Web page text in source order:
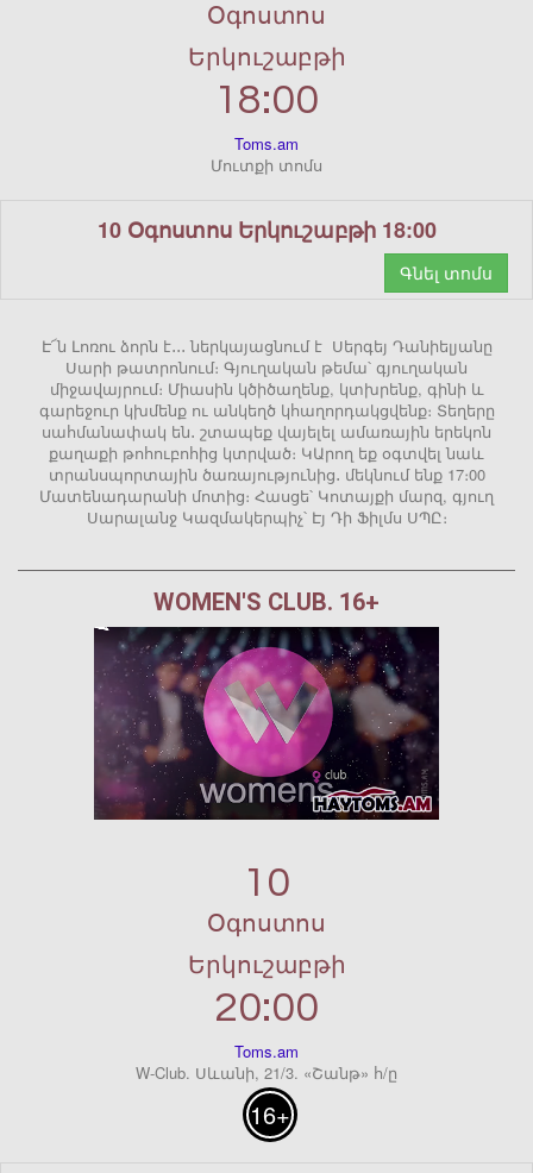
Օգոստոս
Երկուշաբթի
18:00
Toms.am
Մուտքի տոմս
10 Օգոստոս Երկուշաբթի 18:00
Գնել տոմս
Է՜ն Լոռու ձորն է․․․ ներկայացնում է Սերգեյ Դանիելյանը
Սարի թատրոնում։ Գյուղական թեմա՝ գյուղական
միջավայրում։ Միասին կծիծաղենք, կտխրենք, գինի և
գարեջուր կխմենք ու անկեղծ կհաղորդակցվենք։ Տեղերը
սահմանափակ են․ շտապեք վայելել ամառային երեկոն
քաղաքի թոհուբոհից կտրված։ ԿԱրող եք օգտվել նաև
տրանսպորտային ծառայությունից․ մեկնում ենք 17։00
Մատենադարանի մոտից։ Հասցե՝ Կոտայքի մարզ, գյուղ
Սարալանջ Կազմակերպիչ՝ Էյ Դի Ֆիլմս ՍՊԸ։
WOMEN'S CLUB. 16+
10
Օգոստոս
Երկուշաբթի
20:00
Toms.am
W-Club. Սևանի, 21/3. «Շանթ» հ/ը
16+